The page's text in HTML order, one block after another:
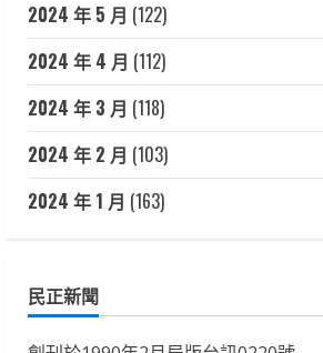
2024 年 5 月 (122)
2024 年 4 月 (112)
2024 年 3 月 (118)
2024 年 2 月 (103)
2024 年 1 月 (163)
民正新聞